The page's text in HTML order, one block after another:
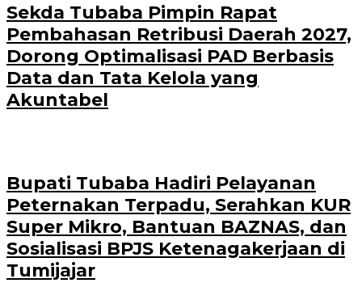
Sekda Tubaba Pimpin Rapat
Pembahasan Retribusi Daerah 2027,
Dorong Optimalisasi PAD Berbasis
Data dan Tata Kelola yang
Akuntabel
Bupati Tubaba Hadiri Pelayanan
Peternakan Terpadu, Serahkan KUR
Super Mikro, Bantuan BAZNAS, dan
Sosialisasi BPJS Ketenagakerjaan di
Tumijajar